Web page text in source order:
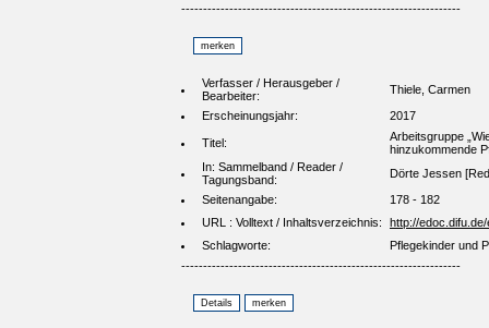
----------------------------------------------------------------
Verfasser / Herausgeber /
Bearbeiter:
Thiele, Carmen
Erscheinungsjahr:
2017
Titel:
Arbeitsgruppe
hinzukommende
In: Sammelband / Reader /
Tagungsband:
Dörte Jessen
Seitenangabe:
178 - 182
URL : Volltext / Inhaltsverzeichnis:
http://
Schlagworte:
Pflegekinder und
----------------------------------------------------------------